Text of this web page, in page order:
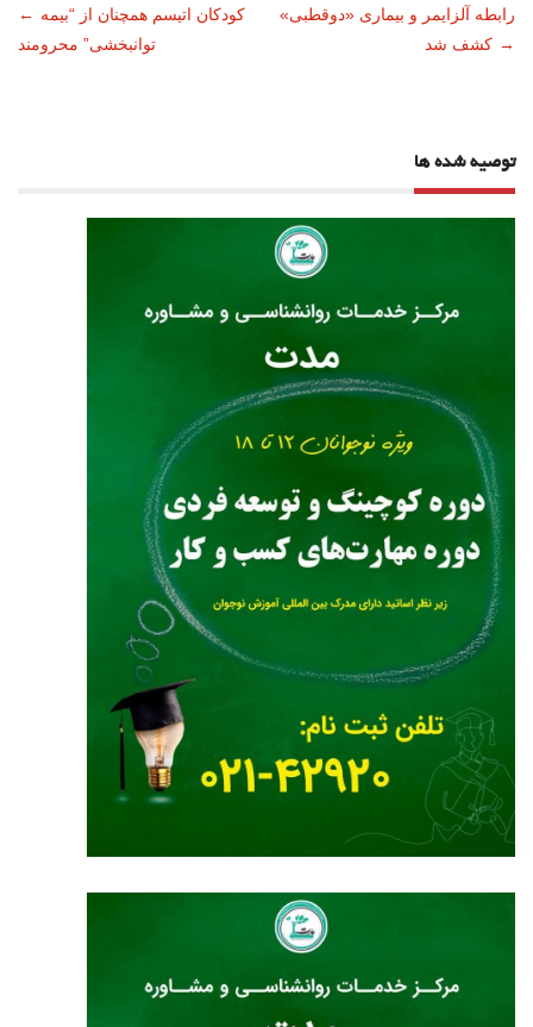
ناوبری
← کودکان اتیسم همچنان از “بیمه
توانبخشی” محرومند
رابطه آلزایمر و بیماری «دوقطبی»
کشف شد →
توصیه شده ها